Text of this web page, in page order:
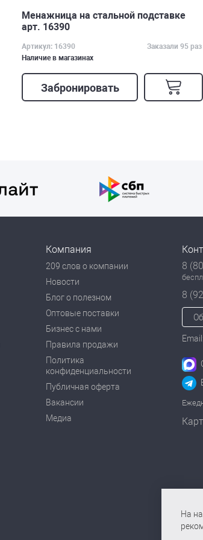
Менажница на стальной подставке
арт. 16390
Артикул: 16390
Заказали 95 раз
Наличие в магазинах
Забронировать
Компания
209 слов о компании
Новости
Блог о полезном
Оптовые поставки
Бизнес с нами
Правила продажи
Политика
конфиденциальности
Публичная оферта
Вакансии
Медиа
8
8
На